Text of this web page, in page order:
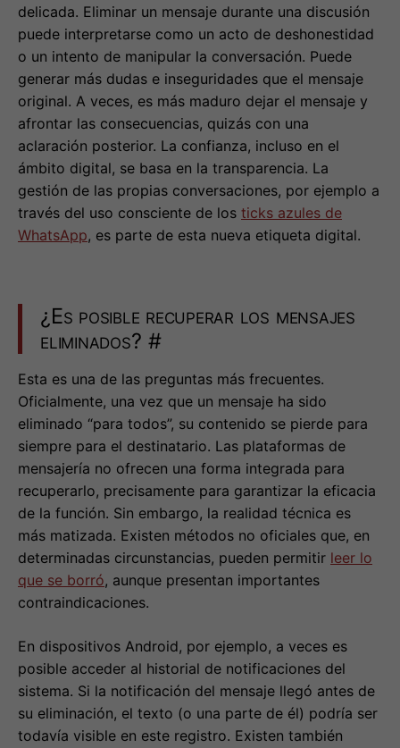
delicada. Eliminar un mensaje durante una discusión
puede interpretarse como un acto de deshonestidad
o un intento de manipular la conversación. Puede
generar más dudas e inseguridades que el mensaje
original. A veces, es más maduro dejar el mensaje y
afrontar las consecuencias, quizás con una
aclaración posterior. La confianza, incluso en el
ámbito digital, se basa en la transparencia. La
gestión de las propias conversaciones, por ejemplo a
través del uso consciente de los ticks azules de
WhatsApp, es parte de esta nueva etiqueta digital.
¿Es posible recuperar los mensajes
eliminados? #
Esta es una de las preguntas más frecuentes.
Oficialmente, una vez que un mensaje ha sido
eliminado “para todos”, su contenido se pierde para
siempre para el destinatario. Las plataformas de
mensajería no ofrecen una forma integrada para
recuperarlo, precisamente para garantizar la eficacia
de la función. Sin embargo, la realidad técnica es
más matizada. Existen métodos no oficiales que, en
determinadas circunstancias, pueden permitir leer lo
que se borró, aunque presentan importantes
contraindicaciones.
En dispositivos Android, por ejemplo, a veces es
posible acceder al historial de notificaciones del
sistema. Si la notificación del mensaje llegó antes de
su eliminación, el texto (o una parte de él) podría ser
todavía visible en este registro. Existen también